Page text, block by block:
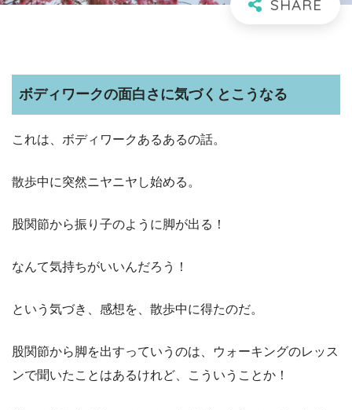
ボディワークの面白さに気づくとこうなる
これは、ボディワークあるあるの話。
散歩中に突然ニヤニヤし始める。
股関節から振り子のように脚が出る！
なんて気持ちがいいんだろう！
という気づき、感想を、散歩中に得たのだ。
股関節から脚を出すっていうのは、ウォーキングのレッス
ンで聞いたことはあるけれど、こういうことか！